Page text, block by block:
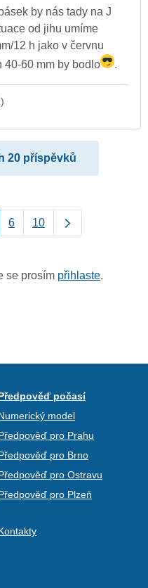
by nás tady na J
od jihu umíme
12 h jako v červnu
40-60 mm by bodlo
.
20 příspěvků
6 10
se prosím přihlaste.
počasí
model
pro Prahu
pro Brno
pro Ostravu
pro Plzeň